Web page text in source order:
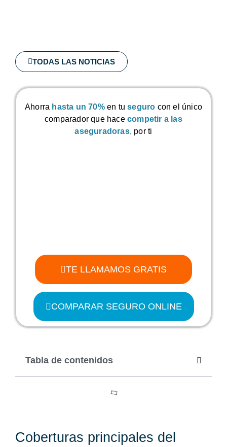
Coberturas principales del
TODAS LAS NOTICIAS
Ahorra hasta un 70% en tuseguro con el único
comparador que hace competir a las
aseguradoras, por ti
TE LLAMAMOS GRATIS
COMPARAR SEGURO ONLINE
Tabla de contenidos